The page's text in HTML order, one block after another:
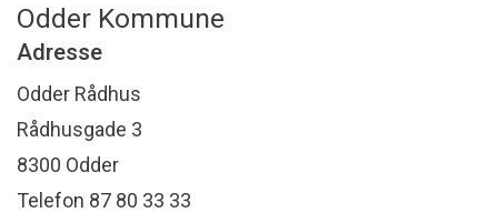
Odder Kommune
Adresse
Odder Rådhus
Rådhusgade 3
8300 Odder
Telefon 87 80 33 33